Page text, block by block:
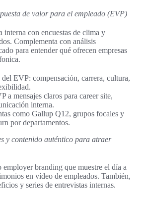
de valor para el empleado (EVP)
interna con encuestas de clima y
Complementa con análisis
para entender qué ofrecen empresas
EVP: compensación, carrera, cultura,
a mensajes claros para career site,
interna.
como Gallup Q12, grupos focales y
por departamentos.
y contenido auténtico para atraer
branding que muestre el día a
en vídeo de empleados. También,
y series de entrevistas internas.